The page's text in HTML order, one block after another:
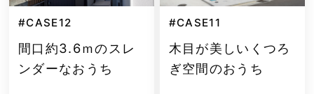
#CASE12
間口約3.6ｍのスレ
ンダーなおうち
#CASE11
木目が美しいくつろ
ぎ空間のおうち